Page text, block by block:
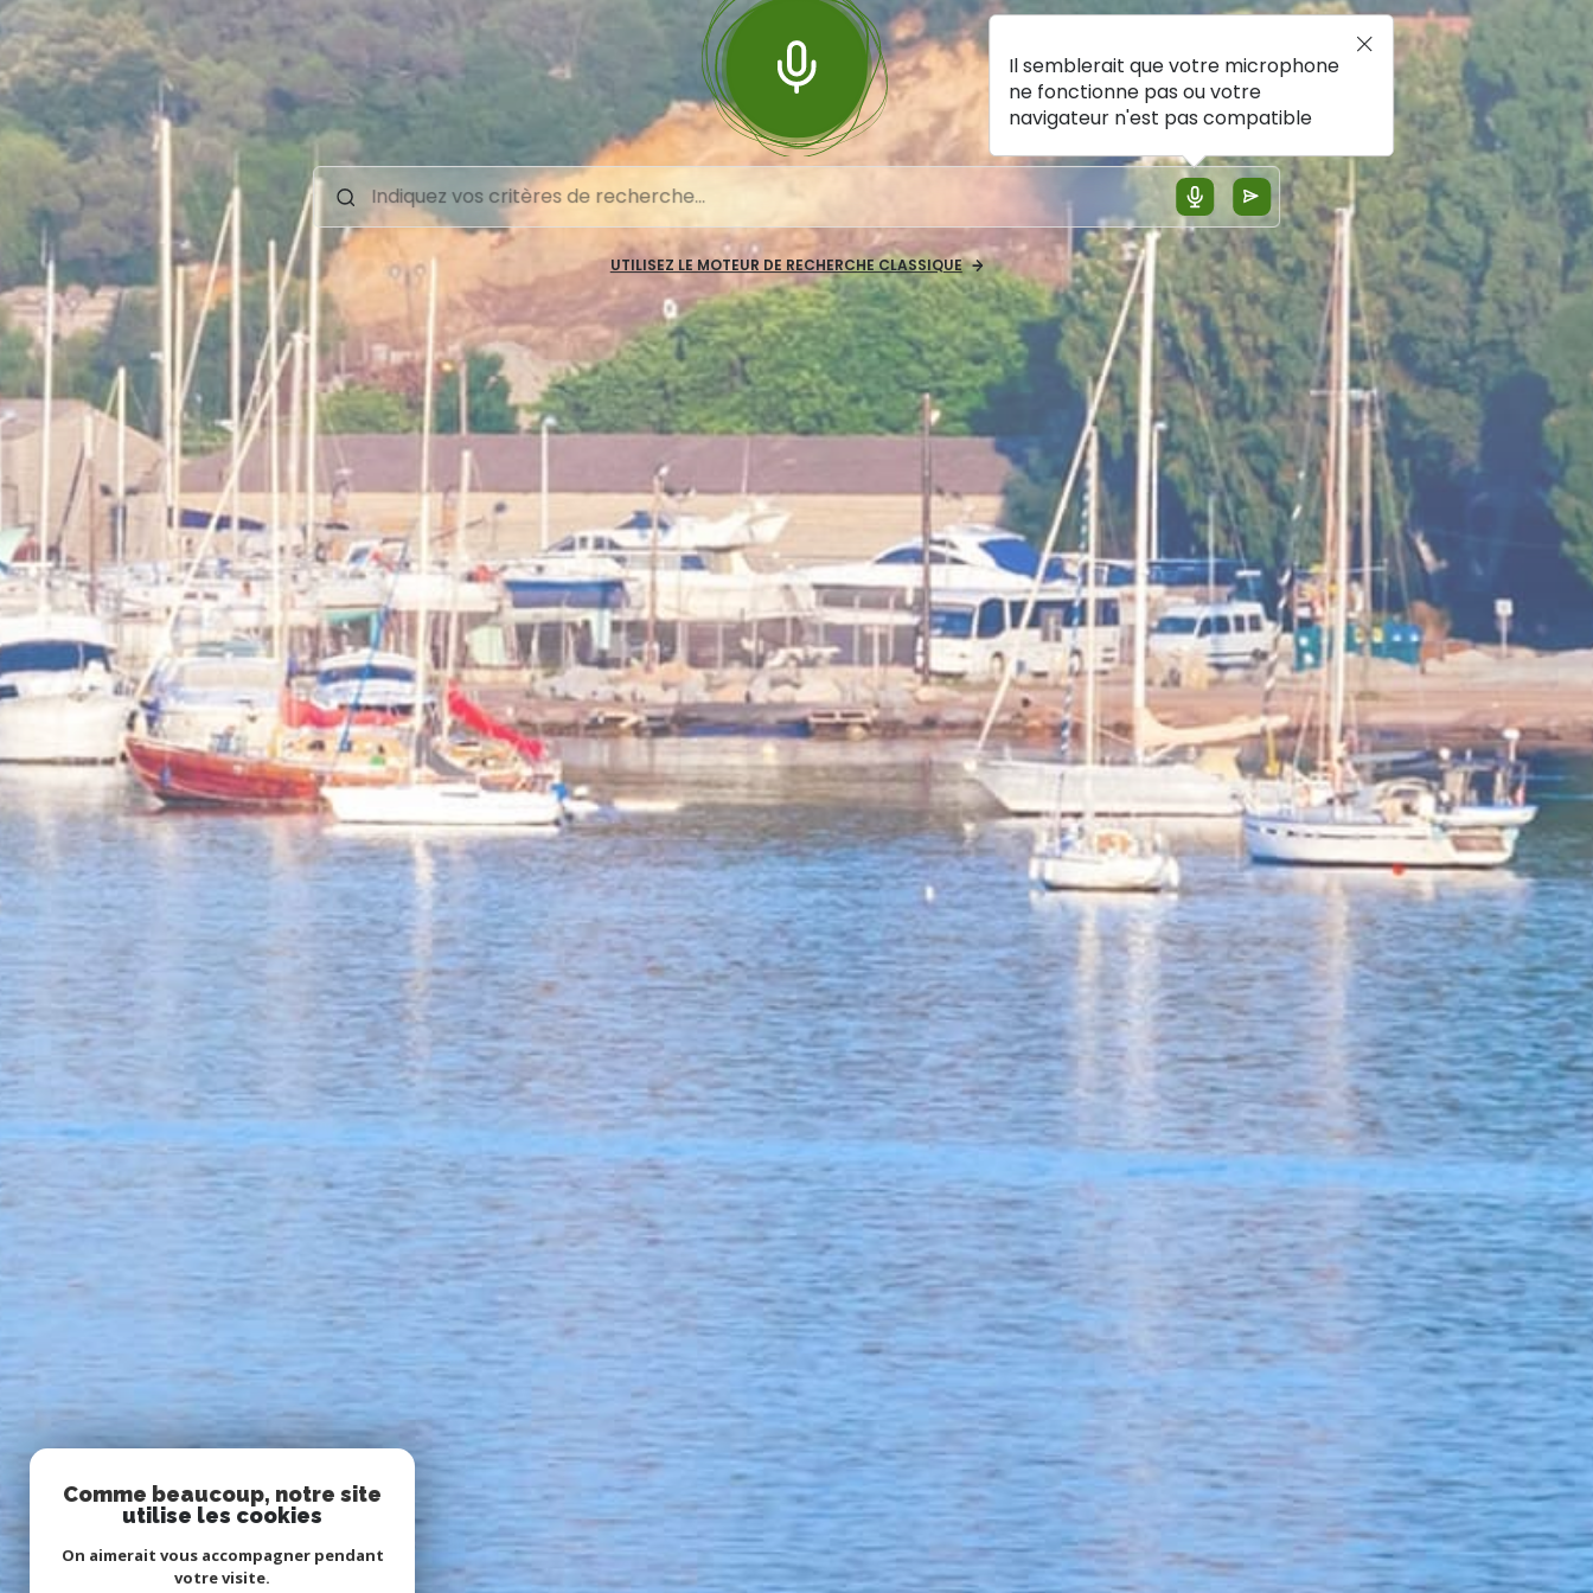
Il semblerait que votre microphone
ne fonctionne pas ou votre
navigateur n'est pas compatible
UTILISEZ LE MOTEUR DE RECHERCHE CLASSIQUE
Comme beaucoup, notre site
utilise les cookies
On aimerait vous accompagner pendant
votre visite.